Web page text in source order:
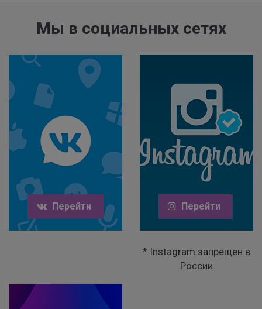
Мы в социальных сетях
Перейти Перейти
* Instagram запрещен в
России